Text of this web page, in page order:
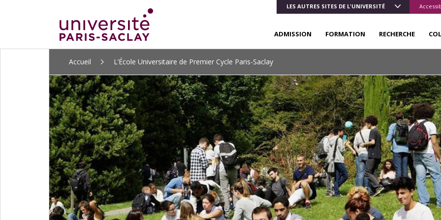
LES AUTRES SITES DE L'UNIVERSITÉ
ADMISSION FORMATION RECHERCHE
Accueil L’École Universitaire de Premier Cycle Paris-Saclay